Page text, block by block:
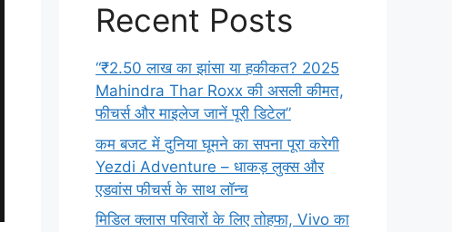
Recent Posts
“₹2.50 लाख का झांसा या हकीकत? 2025
Mahindra Thar Roxx की असली कीमत,
फीचर्स और माइलेज जानें पूरी डिटेल”
कम बजट में दुनिया घूमने का सपना पूरा करेगी
Yezdi Adventure – धाकड़ लुक्स और
एडवांस फीचर्स के साथ लॉन्च
मिडिल क्लास परिवारों के लिए तोहफा, Vivo का